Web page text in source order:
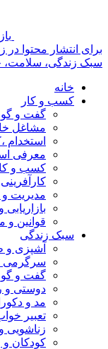
برای انتشار محتوا
سبک زندگی، سلامت،
خانه
کسب و کار
گفت و گو
مشاغل
استخدام
معرفی
کسب و
کارآفرینی
مدیریت
بازاریابی
قوانین
سبک زندگی
آشپزی و
گفت و
دوستی و
مد و
تعبیر
کودکان و